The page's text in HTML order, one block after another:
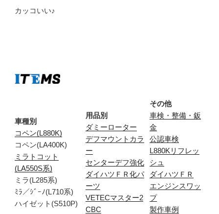
カッコいい♪
車種別
コペン(L880K)
コペン(LA400K)
ミラトコット
(LA550S系)
ミラ(L285系)
ﾐﾗ／ｼﾞｰﾉ(L710系)
ハイゼット(S510P)
用品別
ダミーローター
デフマウントカラ
ー
センターデフ強化
ダイハツＦＲ化パ
ーツ
VETECマスター2
CBC
その他
車検・整備・鈑
金
公認車検
L880Kリフレッ
シュ
ダイハツＦＲ
エンジンスワッ
プ
製作車例